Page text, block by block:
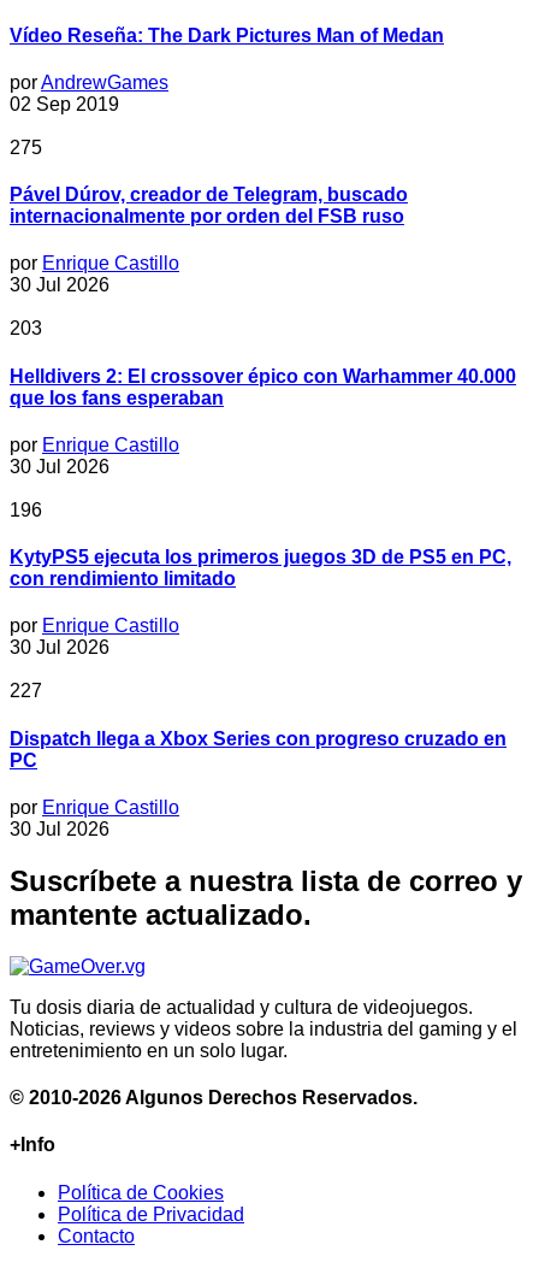
Vídeo Reseña: The Dark Pictures Man of Medan
porAndrewGames
02 Sep 2019
275
Pável Dúrov, creador de Telegram, buscado
internacionalmente por orden del FSB ruso
por Enrique Castillo
30 Jul 2026
203
Helldivers 2: El crossover épico con Warhammer 40.000
que los fans esperaban
por Enrique Castillo
30 Jul 2026
196
KytyPS5 ejecuta los primeros juegos 3D de PS5 en PC,
con rendimiento limitado
por Enrique Castillo
30 Jul 2026
227
Dispatch llega a Xbox Series con progreso cruzado en
PC
por Enrique Castillo
30 Jul 2026
Suscríbete a nuestra lista de correo y
mantente actualizado.
Tu dosis diaria de actualidad y cultura de videojuegos.
Noticias, reviews y videos sobre la industria del gaming y el
entretenimiento en un solo lugar.
© 2010-2026 Algunos Derechos Reservados.
+Info
Política de Cookies
Política de Privacidad
Contacto